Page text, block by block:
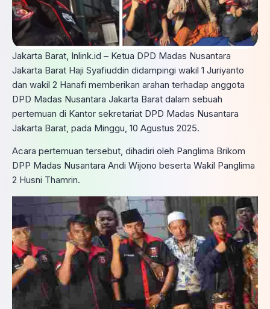
Jakarta Barat, Inlink.id – Ketua DPD Madas Nusantara
Jakarta Barat Haji Syafiuddin didampingi wakil 1 Juriyanto
dan wakil 2 Hanafi memberikan arahan terhadap anggota
DPD Madas Nusantara Jakarta Barat dalam sebuah
pertemuan di Kantor sekretariat DPD Madas Nusantara
Jakarta Barat, pada Minggu, 10 Agustus 2025.
Acara pertemuan tersebut, dihadiri oleh Panglima Brikom
DPP Madas Nusantara Andi Wijono beserta Wakil Panglima
2 Husni Thamrin.